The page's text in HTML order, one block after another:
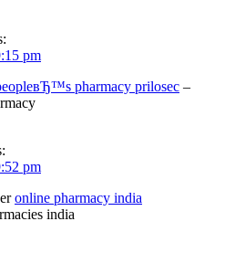
pm
pharmacy prilosec –
pm
online pharmacy india
india